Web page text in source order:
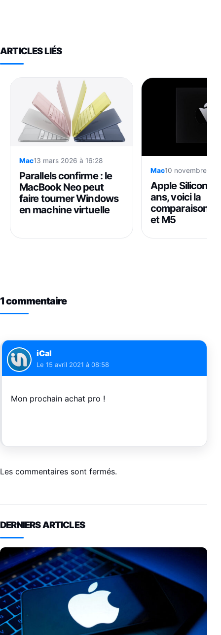
ARTICLES LIÉS
Mac13 mars 2026 à 16:28
Parallels confirme : le
MacBook Neo peut
faire tourner Windows
en machine virtuelle
Mac10 novembre
Apple Silicon
ans, voici la
comparaison
et M5
1 commentaire
iCal
Le 15 avril 2021 à 08:58
Mon prochain achat pro !
Les commentaires sont fermés.
DERNIERS ARTICLES